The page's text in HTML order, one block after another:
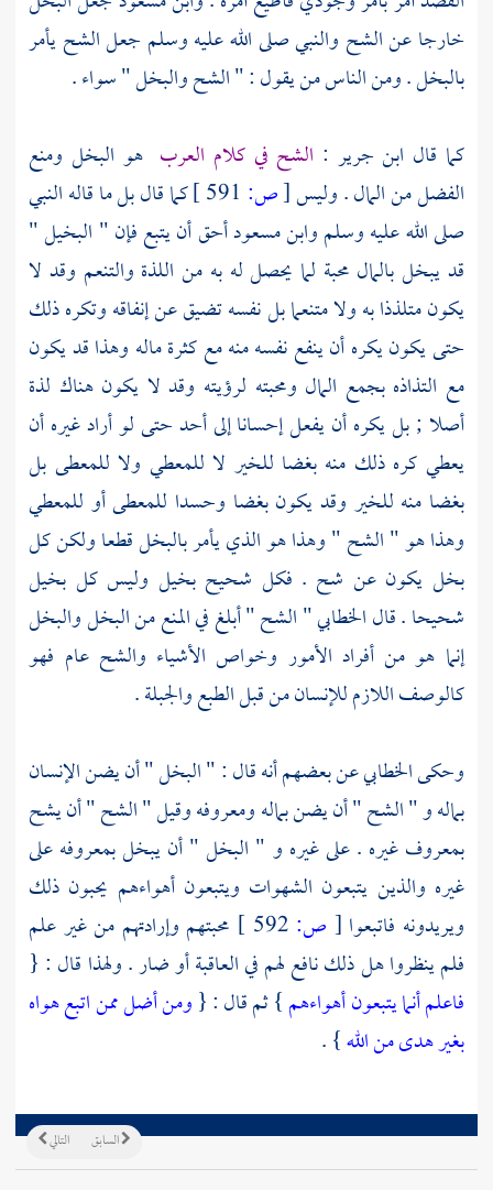
خارجا عن الشح والنبي صلى الله عليه وسلم جعل الشح يأمر
بالبخل . ومن الناس من يقول : " الشح والبخل " سواء .
كما قال ابن جرير : الشح في كلام العرب هو البخل ومنع
الفضل من المال . وليس[ص:
كما قال بل ما قاله النبي
صلى الله عليه وسلموابن مسعودأحق أن يتبع فإن " البخيل "
قد يبخل بالمال محبة لما يحصل له به من اللذة والتنعم وقد لا
يكون متلذذا به ولا متنعما بل نفسه تضيق عن إنفاقه وتكره ذلك
حتى يكون يكره أن ينفع نفسه منه مع كثرة ماله وهذا قد يكون
مع التذاذه بجمع المال ومحبته لرؤيته وقد لا يكون هناك لذة
أصلا ; بل يكره أن يفعل إحسانا إلى أحد حتى لو أراد غيره أن
يعطي كره ذلك منه بغضا للخير لا للمعطي ولا للمعطى بل
بغضا منه للخير وقد يكون بغضا وحسدا للمعطى أو للمعطي
وهذا هو " الشح " وهذا هو الذي يأمر بالبخل قطعا ولكن كل
بخل يكون عن شح . فكل شحيح بخيل وليس كل بخيل
شحيحا . قالالخطابي" الشح " أبلغ في المنع من البخل والبخل
إنما هو من أفراد الأمور وخواص الأشياء والشح عام فهو
كالوصف اللازم للإنسان من قبل الطبع والجبلة .
وحكىالخطابيعن بعضهم أنه قال : " البخل " أن يضن الإنسان
بماله و " الشح " أن يضن بماله ومعروفه وقيل " الشح " أن يشح
بمعروف غيره . على غيره و " البخل " أن يبخل بمعروفه على
غيره والذين يتبعون الشهوات ويتبعون أهواءهم يحبون ذلك
ويريدونه فاتبعوا [ ص:
محبتهم وإرادتهم من غير علم
فلم ينظروا هل ذلك نافع لهم في العاقبة أو ضار . ولهذا قال : {
فاعلم أنما يتبعون أهواءهم} ثم قال : {ومن أضل ممن اتبع هواه
بغير هدى من الله} .
التالي السابق